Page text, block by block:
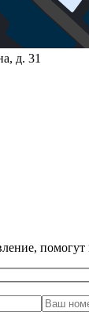
д. 31